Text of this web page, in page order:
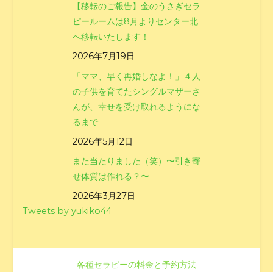
【移転のご報告】金のうさぎセラ
ピールームは8月よりセンター北
へ移転いたします！
2026年7月19日
「ママ、早く再婚しなよ！」４人
の子供を育てたシングルマザーさ
んが、幸せを受け取れるようにな
るまで
2026年5月12日
また当たりました（笑）〜引き寄
せ体質は作れる？〜
2026年3月27日
Tweets by yukiko44
各種セラピーの料金と予約方法